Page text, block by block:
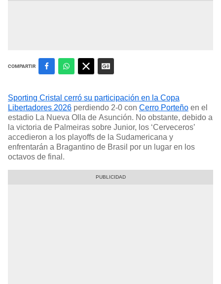
COMPARTIR
Sporting Cristal cerró su participación en la Copa
Libertadores 2026 perdiendo 2-0 con Cerro Porteño en el
estadio La Nueva Olla de Asunción. No obstante, debido a
la victoria de Palmeiras sobre Junior, los ‘Cerveceros’
accedieron a los playoffs de la Sudamericana y
enfrentarán a Bragantino de Brasil por un lugar en los
octavos de final.